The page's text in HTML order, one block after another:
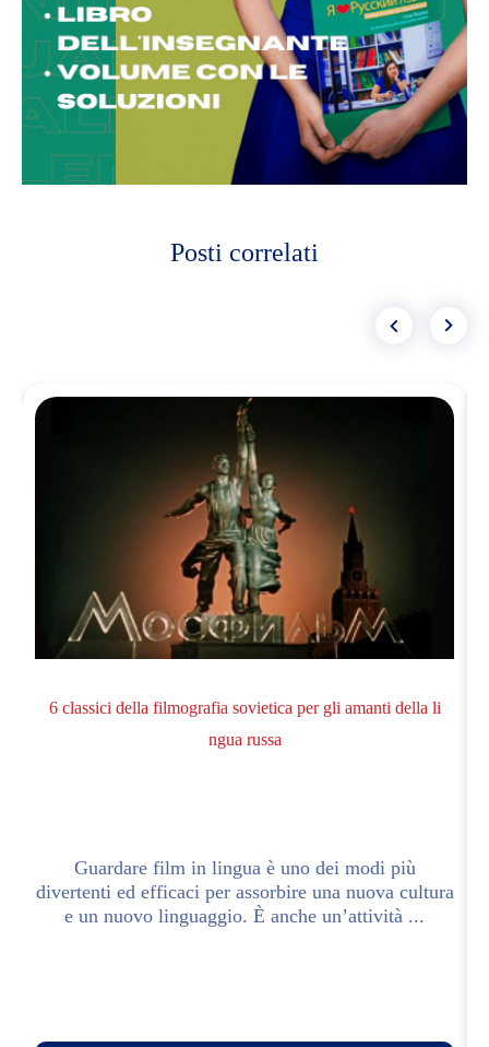
Posti correlati
6 classici della filmografia sovietica per gli amanti della li
ngua russa
Guardare film in lingua è uno dei modi più
divertenti ed efficaci per assorbire una nuova cultura
e un nuovo linguaggio. È anche un’attività ...